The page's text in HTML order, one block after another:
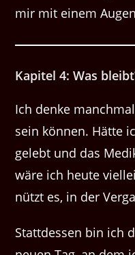
mir mit einem
Kapitel 4: Was
Ich denke
sein können. Hätte
gelebt und das
wäre ich heute
nützt es, in der
Stattdessen bin ich